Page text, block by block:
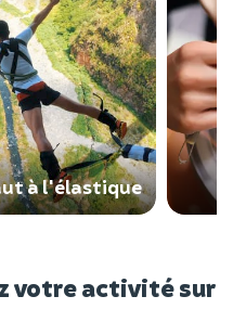
à l'élastique
votre activité sur